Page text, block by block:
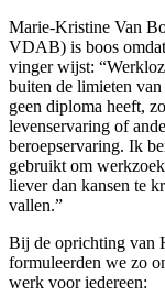
Marie-Kristine Van
VDAB) is boos
vinger wijst:
buiten de limieten
geen diploma heeft,
levenservaring of
beroepservaring. Ik
gebruikt om
liever dan kansen te
vallen.”
Bij de oprichting van
formuleerden we zo
werk voor iedereen: